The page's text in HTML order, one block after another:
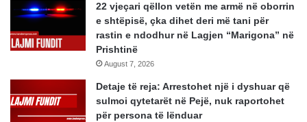
22 vjeçari qëllon vetën me armë në oborrin
e shtëpisë, çka dihet deri më tani për
rastin e ndodhur në Lagjen “Marigona” në
Prishtinë
August 7, 2026
Detaje të reja: Arrestohet një i dyshuar që
sulmoi qytetarët në Pejë, nuk raportohet
për persona të lënduar